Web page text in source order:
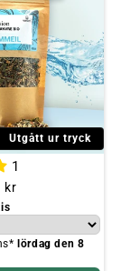
Utgått ur tryck
1
kr
lördag den 8